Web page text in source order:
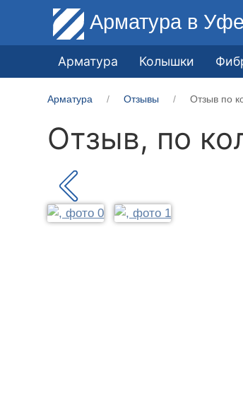
Арматура в Уфе
Арматура Колышки
Арматура Отзывы Отзыв по
Отзыв, по